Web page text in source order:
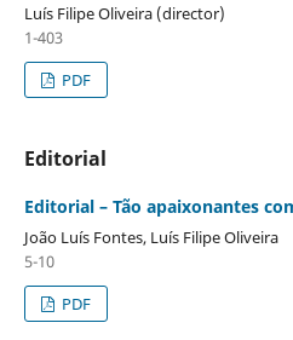
Luís Filipe Oliveira (director)
1-403
PDF
Editorial
Editorial – Tão apaixonantes
João Luís Fontes, Luís Filipe Oliveira
5-10
PDF